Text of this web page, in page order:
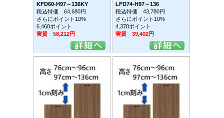
KFD60-H97～136KY
税込特価 64,680円
さらにポイント10%
6,468ポイント
実質 58,212円
LFD74-H97～136
税込特価 43,780円
さらにポイント10%
4,378ポイント
実質 39,402円